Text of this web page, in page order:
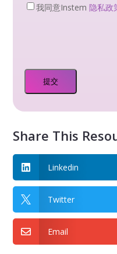
Privacy
我同意Instem隐私政
Share This
 Linkedin
 Twitter
 Email